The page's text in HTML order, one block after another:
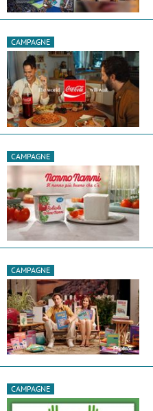
CAMPAGNE
CAMPAGNE
CAMPAGNE
CAMPAGNE